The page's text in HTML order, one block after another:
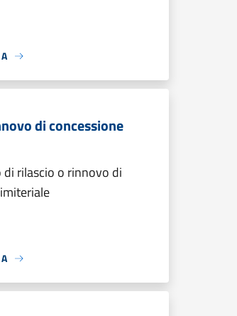
di concessione
rilascio o rinnovo di